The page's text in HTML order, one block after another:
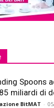
Spoons
miliardi di
BitMAT -